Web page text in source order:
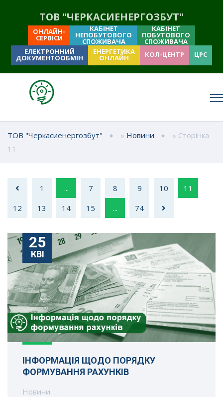
ТОВ "ЧЕРКАСИЕНЕРГОЗБУТ"
ОНЛАЙН-
СЕРВІСИ
КАБІНЕТ
НЕПОБУТОВОГО
СПОЖИВАЧА
КАБІНЕТ
ПОБУТОВОГО
СПОЖИВАЧА
ЕЛЕКТРОННИЙ
ДОКУМЕНТООБМІН
ЕНЕРГЕТИКА
ОНЛАЙН КОЛ-ЦЕНТР ЦРС
ТОВ "Черкасиенергозбут" » Новини
» Сторінка
11
1 ... 7 8 9 10
11
12
13 14 15 ... 74
25
КВІ
ІНФОРМАЦІЯ ЩОДО ПОРЯДКУ
ФОРМУВАННЯ РАХУНКІВ
Новини